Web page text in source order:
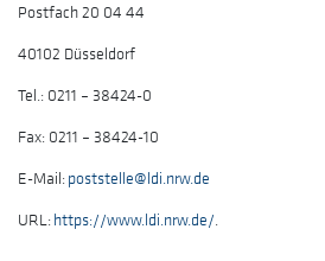
Postfach 20 04 44
40102 Düsseldorf
Tel.: 0211 – 38424-0
Fax: 0211 – 38424-10
E-Mail:poststelle@ldi.nrw.de
URL:https://www.ldi.nrw.de/.